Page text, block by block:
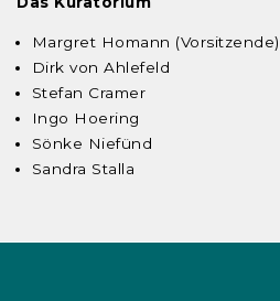
Margret Homann (Vorsitzende)
Dirk von Ahlefeld
Stefan Cramer
Ingo Hoering
Sönke Niefünd
Sandra Stalla